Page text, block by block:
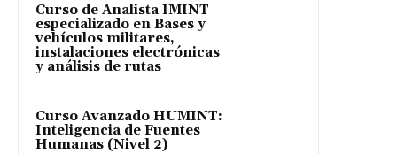
Curso de Analista IMINT
especializado en Bases y
vehículos militares,
instalaciones electrónicas
y análisis de rutas
Curso Avanzado HUMINT:
Inteligencia de Fuentes
Humanas (Nivel 2)